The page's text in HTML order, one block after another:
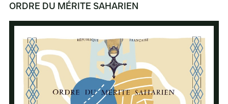
ORDRE DU MÉRITE SAHARIEN